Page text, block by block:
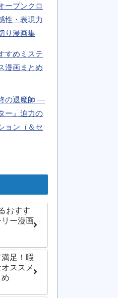
ープンクロ
性・表現力
り漫画集
すめミステ
漫画まとめ
の退魔師 ―
ー』迫力の
ョン（＆セ
おすす
ー漫画
足！暇
ススメ